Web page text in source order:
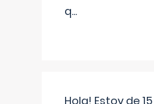
q...
Hola! Estoy de 15